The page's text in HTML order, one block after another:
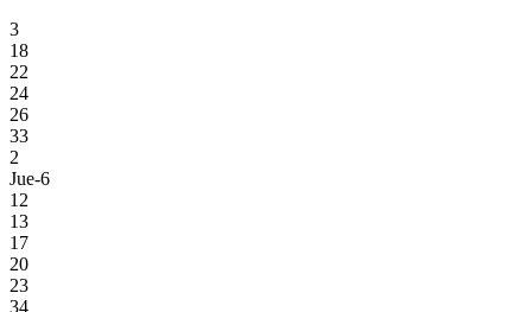
3
18
22
24
26
33
2
Jue-6
12
13
17
20
23
34